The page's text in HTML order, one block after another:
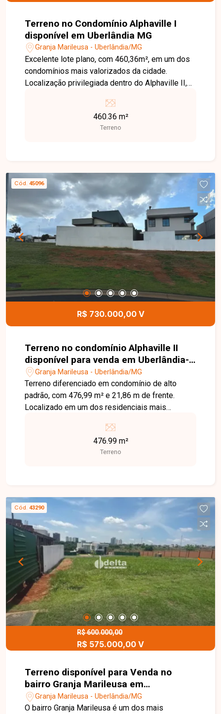
Terreno no Condomínio Alphaville I
disponível em Uberlândia MG
Granja Marileusa - Uberlândia/MG
Excelente lote plano, com 460,36m², em um dos
condomínios mais valorizados da cidade.
Localização privilegiada dentro do Alphaville II,
segurança, lazer completo e qualidade de vida.
460.36 m²
Terreno
Cód. 45096
R$ 730.000,00 V
Terreno no condomínio Alphaville II
disponível para venda em Uberlândia-
MGGranja Marileusa - Uberlândia/MG
Terreno diferenciado em condomínio de alto
padrão, com 476,99 m² e 21,86 m de frente.
Localizado em um dos residenciais mais
completa e rigoroso sistema de segurança para
garantir tranquilidade e conforto à sua família.
476.99 m²
Terreno
Cód. 43290
R$ 600.000,00
R$ 575.000,00 V
Terreno disponível para Venda no
bairro Granja Marileusa em
Uberlândia-MG
Granja Marileusa - Uberlândia/MG
O bairro Granja Marileusa é um dos mais